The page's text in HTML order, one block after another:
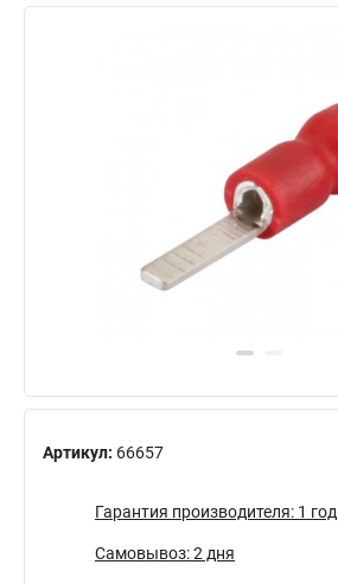
Артикул: 66657
Гарантия производителя: 1 год
Самовывоз: 2 дня